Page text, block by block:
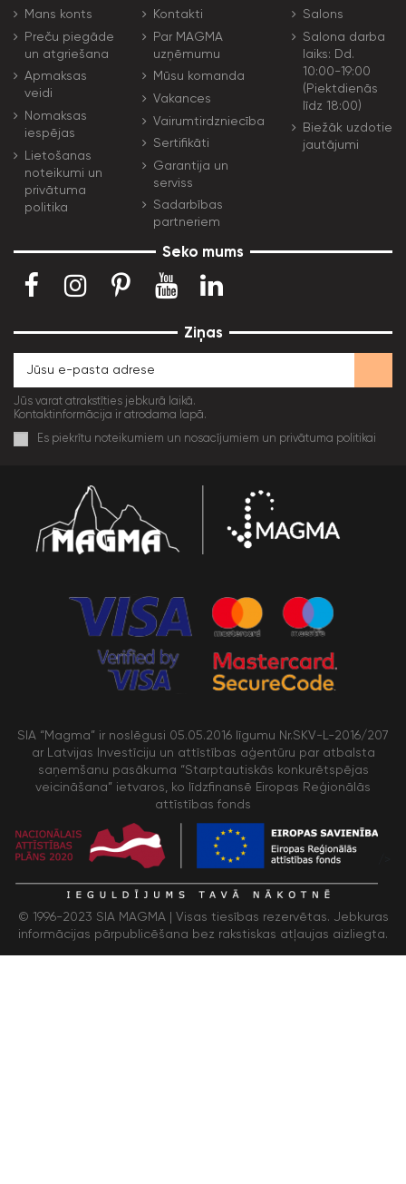
Mans konts
Preču piegāde
un atgriešana
Apmaksas
veidi
Nomaksas
iespējas
Lietošanas
noteikumi un
privātuma
politika
Kontakti
Par MAGMA
uzņēmumu
Mūsu komanda
Vakances
Vairumtirdzniecība
Sertifikāti
Garantija un
serviss
Sadarbības
partneriem
Salons
Salona darba
laiks: Dd.
10:00-19:00
(Piektdienās
līdz 18:00)
Biežāk uzdotie
jautājumi
Seko mums
Ziņas
Jūs varat atrakstīties jebkurā laikā.
Kontaktinformācija ir atrodama lapā.
Es piekrītu noteikumiem un nosacījumiem un privātuma politikai
SIA “Magma” ir noslēgusi 05.05.2016 līgumu Nr.SKV-L-2016/207
ar Latvijas Investīciju un attīstības aģentūru par atbalsta
saņemšanu pasākuma “Starptautiskās konkurētspējas
veicināšana” ietvaros, ko līdzfinansē Eiropas Reģionālās
attīstības fonds
© 1996-2023 SIA MAGMA | Visas tiesības rezervētas. Jebkuras
informācijas pārpublicēšana bez rakstiskas atļaujas aizliegta.